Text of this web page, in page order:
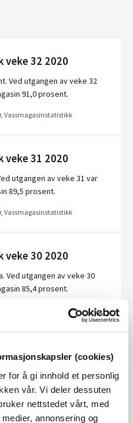
(cookies)
for å gi innhold et personlig
vår. Vi deler dessuten
nettstedet vårt, med
annonsering og
veke 32 2020
Ved utgangen av veke 32
91,0 prosent.
Vassmagasinstatistikk
veke 31 2020
utgangen av veke 31 var
89,5 prosent.
Vassmagasinstatistikk
veke 30 2020
Ved utgangen av veke 30
85,4 prosent.
Vassmagasinstatistikk
veke 29 2020
utgangen av veke 29 var
83,4 prosent.
Vassmagasinstatistikk